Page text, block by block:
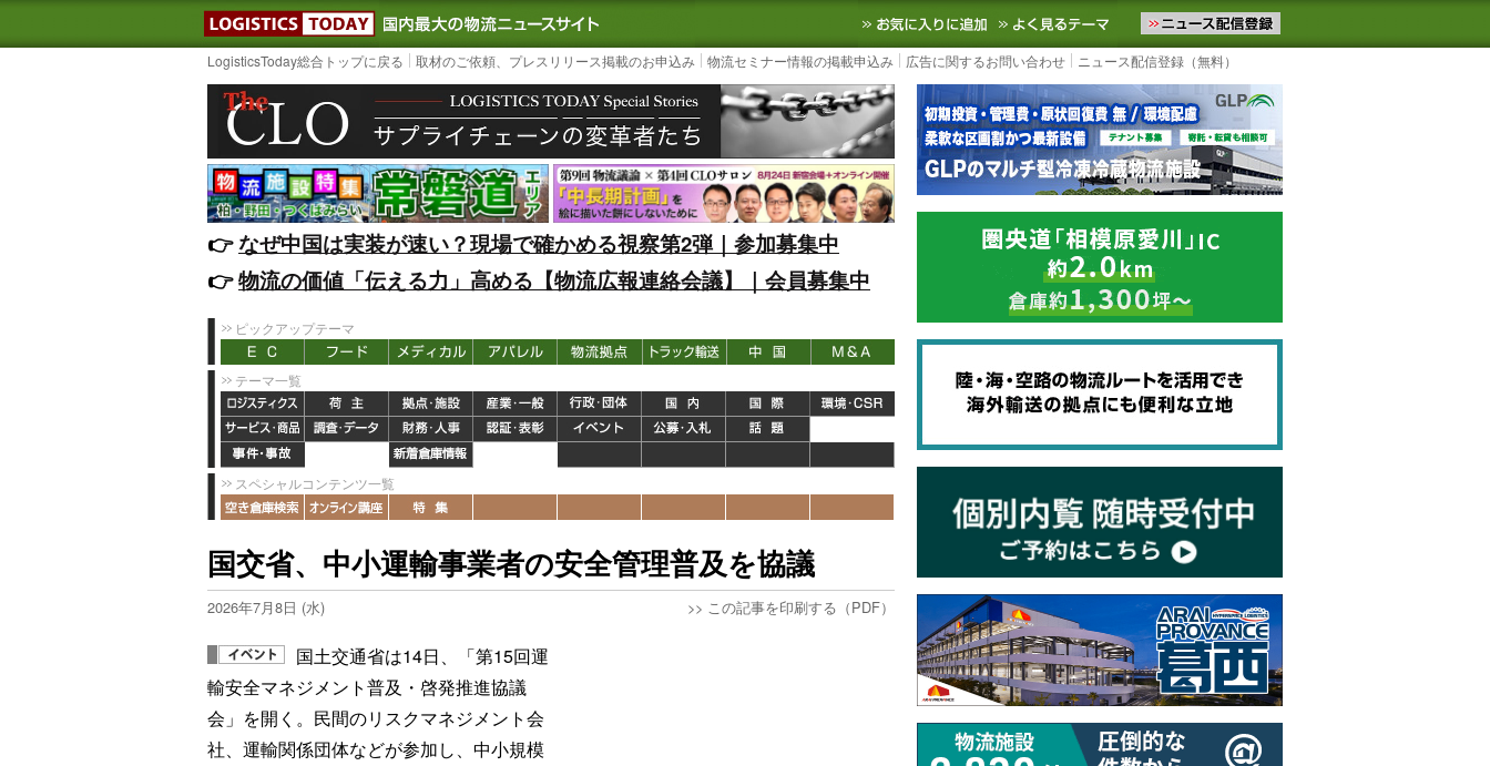
LOGISTICS TODAY｜国内最大の物流ニュースサイト3PL, SCMなど国内外の最新の物流ニュースをお届けします。物流ニュースメール配信を登録す
お気に入りに追加 よく見るテーマ
LogisticsToday総合トップに戻る 取材のご依頼、プレスリリース掲載のお申込み 物流セミナー情報の掲載申込み 広告に関するお問い合わせ ニュース配信登録（無料）
👉️なぜ中国は実装が速い？現場で確かめる視察第2弾｜参加募集中
👉️物流の価値「伝える力」高める【物流広報連絡会議】｜会員募集中
ピックアップテーマ
テーマ一覧
スペシャルコンテンツ一覧
国交省、中小運輸事業者の安全管理普及を協議
2026年7月8日 (水) >> この記事を印刷する（PDF）
国土交通省は14日、「第15回運
輸安全マネジメント普及・啓発推進協議
会」を開く。民間のリスクマネジメント会
社、運輸関係団体などが参加し、中小規模